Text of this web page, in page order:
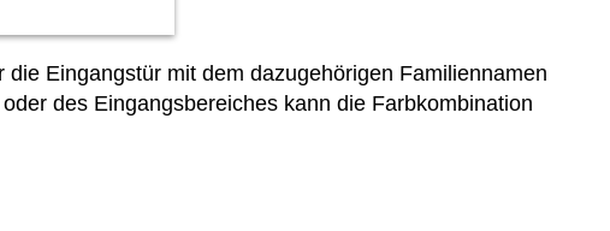
Eingangstür mit dem dazugehörigen Familiennamen
des Eingangsbereiches kann die Farbkombination